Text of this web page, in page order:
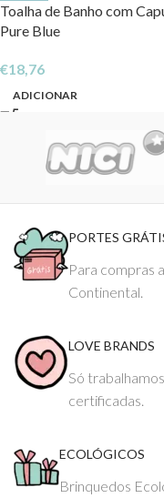
Toalha de Banho com
Pure Blue
€18,76
ADICIONAR
PORTES
Para compras
Continental.
LOVE BRANDS
Só
certificadas.
ECOLÓGICOS
Brinquedos